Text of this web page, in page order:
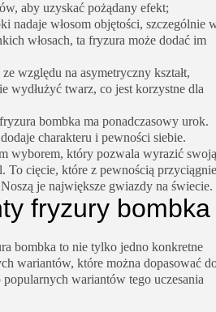
aby uzyskać pożądany efekt;
nadaje włosom objętości, szczególnie
włosach, ta fryzura może dodać im
względu na asymetryczny kształt,
wydłużyć twarz, co jest korzystne dla
bombka ma ponadczasowy urok.
charakteru i pewności siebie.
wyborem, który pozwala wyrazić swoją
To cięcie, które z pewnością przyciągnie
je największe gwiazdy na świecie.
fryzury bombka
bombka to nie tylko jedno konkretne
wariantów, które można dopasować
wariantów tego uczesania